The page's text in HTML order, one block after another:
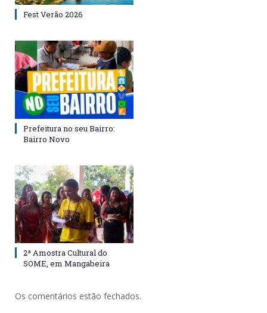
Fest Verão 2026
Prefeitura no seu Bairro:
Bairro Novo
2ª Amostra Cultural do
SOME, em Mangabeira
Os comentários estão fechados.